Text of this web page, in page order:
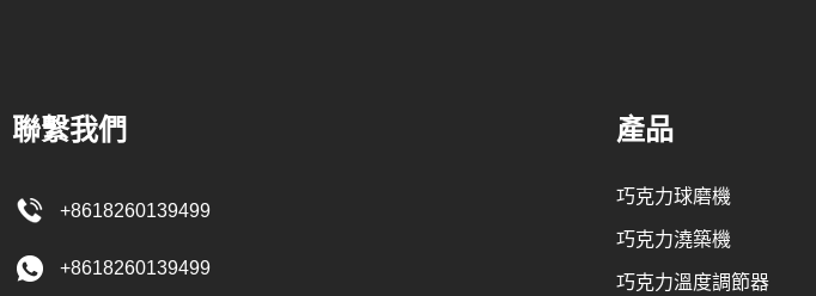
聯繫我們
+8618260139499
+8618260139499
產品
巧克力球磨機
巧克力澆築機
巧克力溫度調節器